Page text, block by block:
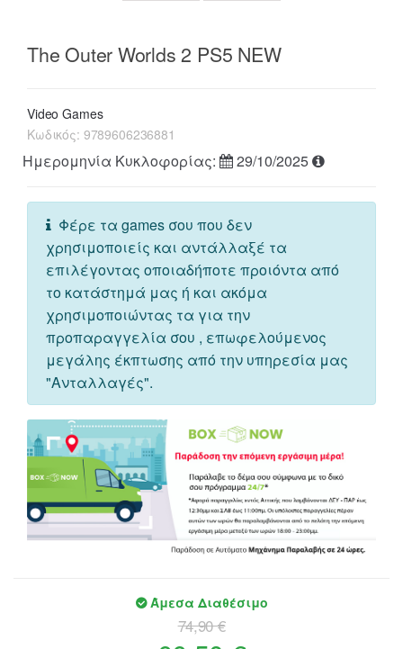
The Outer Worlds 2 PS5 NEW
Video Games
Κωδικός: 9789606236881
Ημερομηνία Κυκλοφορίας: 29/10/2025
Φέρε τα games σου που δεν
χρησιμοποιείς και αντάλλαξέ τα
επιλέγοντας οποιαδήποτε προιόντα από
το κατάστημά μας ή και ακόμα
χρησιμοποιώντας τα για την
προπαραγγελία σου , επωφελούμενος
μεγάλης έκπτωσης από την υπηρεσία μας
"Ανταλλαγές".
Άμεσα Διαθέσιμο
74,90 €